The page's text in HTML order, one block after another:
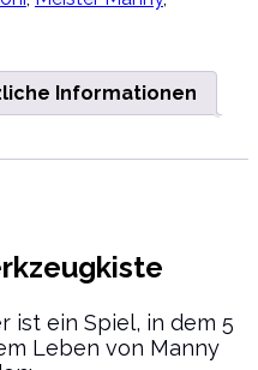
Informationen
ist ein Spiel, in dem 5
Leben von Manny